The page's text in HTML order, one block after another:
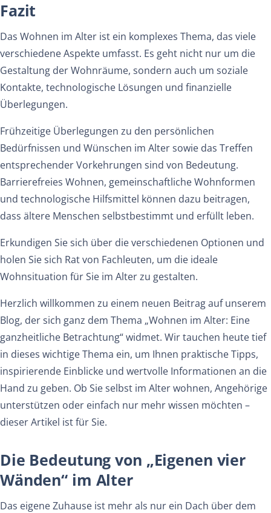
Fazit
Das Wohnen im Alter ist ein komplexes Thema, das viele
verschiedene Aspekte umfasst. Es geht nicht nur um die
Gestaltung der Wohnräume, sondern auch um soziale
Kontakte, technologische Lösungen und finanzielle
Überlegungen.
Frühzeitige Überlegungen zu den persönlichen
Bedürfnissen und Wünschen im Altersowie das Treffen
entsprechenderVorkehrungen sind von Bedeutung.
Barrierefreies Wohnen, gemeinschaftlicheWohnformen
und technologische Hilfsmittel können dazu beitragen,
dass ältere Menschen selbstbestimmt und erfüllt leben.
Erkundigen Siesich über dieverschiedenen Optionen und
holen Siesich Ratvon Fachleuten, um die ideale
Wohnsituation fürSie im Alterzu gestalten.
Herzlich willkommen zu einem neuen Beitrag auf unserem
Blog, der sich ganz dem Thema „Wohnen im Alter: Eine
ganzheitliche Betrachtung“ widmet. Wir tauchen heute tief
in dieses wichtige Thema ein, um Ihnen praktische Tipps,
inspirierende Einblicke und wertvolle Informationen an die
Hand zu geben. Ob Sie selbst im Alter wohnen, Angehörige
unterstützen oder einfach nur mehr wissen möchten –
dieser Artikel ist für Sie.
Die Bedeutung von „Eigenen vier
Wänden“ im Alter
Das eigene Zuhause ist mehr als nur ein Dach über dem